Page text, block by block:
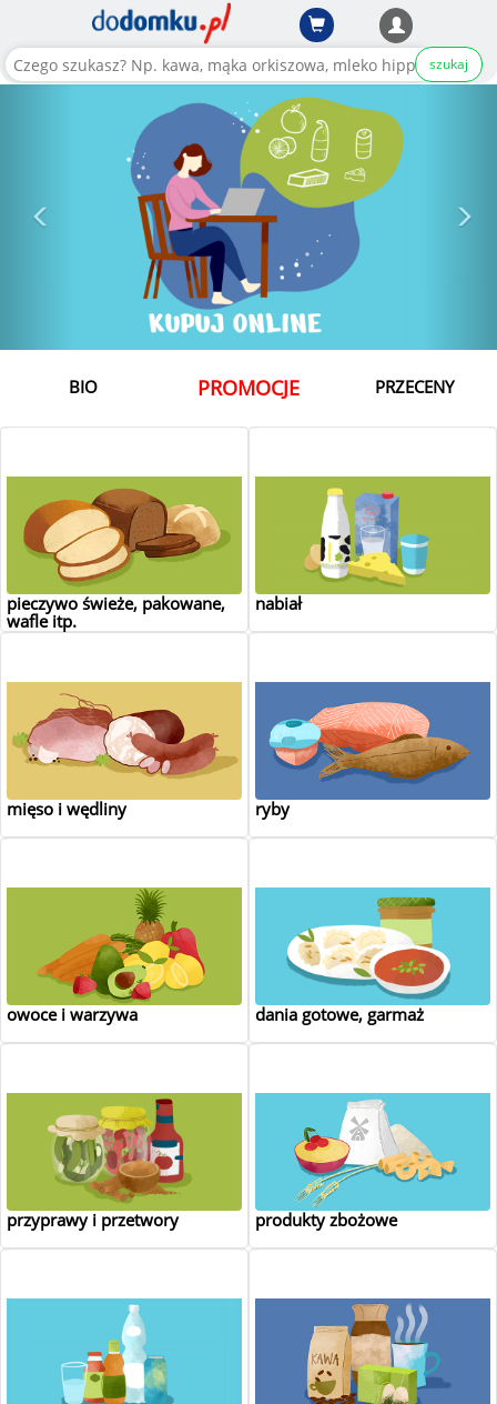
szukaj
BIO PROMOCJE PRZECENY
pieczywo świeże, pakowane,
wafle itp.
nabiał
mięso i wędliny ryby
owoce i warzywa dania gotowe, garmaż
przyprawy i przetwory produkty zbożowe